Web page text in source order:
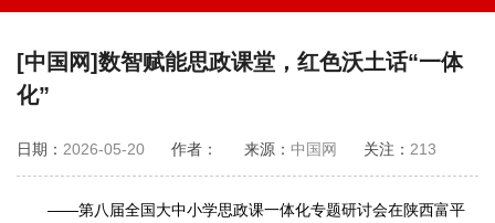
[中国网]数智赋能思政课堂，红色沃土话“一体
化”
日期： 2026-05-20 作者： 来源： 中国网 关注： 213
——第八届全国大中小学思政课一体化专题研讨会在陕西富平